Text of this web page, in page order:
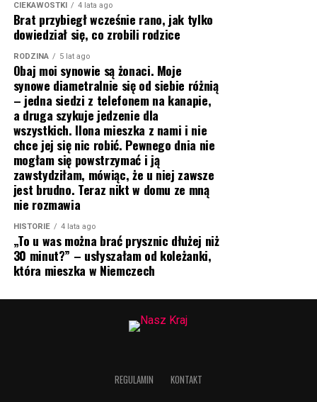
CIEKAWOSTKI 4 lata ago
Brat przybiegł wcześnie rano, jak tylko
dowiedział się, co zrobili rodzice
RODZINA 5 lat ago
Obaj moi synowie są żonaci. Moje
synowe diametralnie się od siebie różnią
– jedna siedzi z telefonem na kanapie,
a druga szykuje jedzenie dla
wszystkich. Ilona mieszka z nami i nie
chce jej się nic robić. Pewnego dnia nie
mogłam się powstrzymać i ją
zawstydziłam, mówiąc, że u niej zawsze
jest brudno. Teraz nikt w domu ze mną
nie rozmawia
HISTORIE 4 lata ago
„To u was można brać prysznic dłużej niż
30 minut?” – usłyszałam od koleżanki,
która mieszka w Niemczech
REGULAMIN KONTAKT